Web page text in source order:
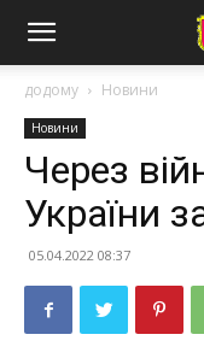
додому Новини
Новини
Через
України
05.04.2022 08:37